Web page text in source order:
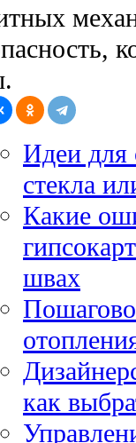
Идеи для
стекла
Какие
швах
как